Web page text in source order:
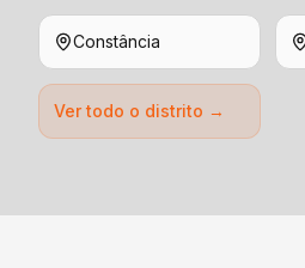
Constância
Ver todo o distrito →